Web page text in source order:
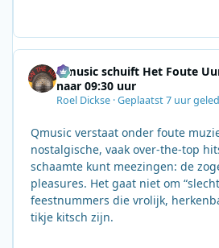
Qmusic schuift Het Foute
naar 09:30 uur
Roel Dickse ·Geplaatst7 uur
Qmusic verstaat onder foute
nostalgische, vaak over‑the‑top
schaamte kunt meezingen: de
pleasures. Het gaat niet om
feestnummers die vrolijk,
tikje kitsch zijn.